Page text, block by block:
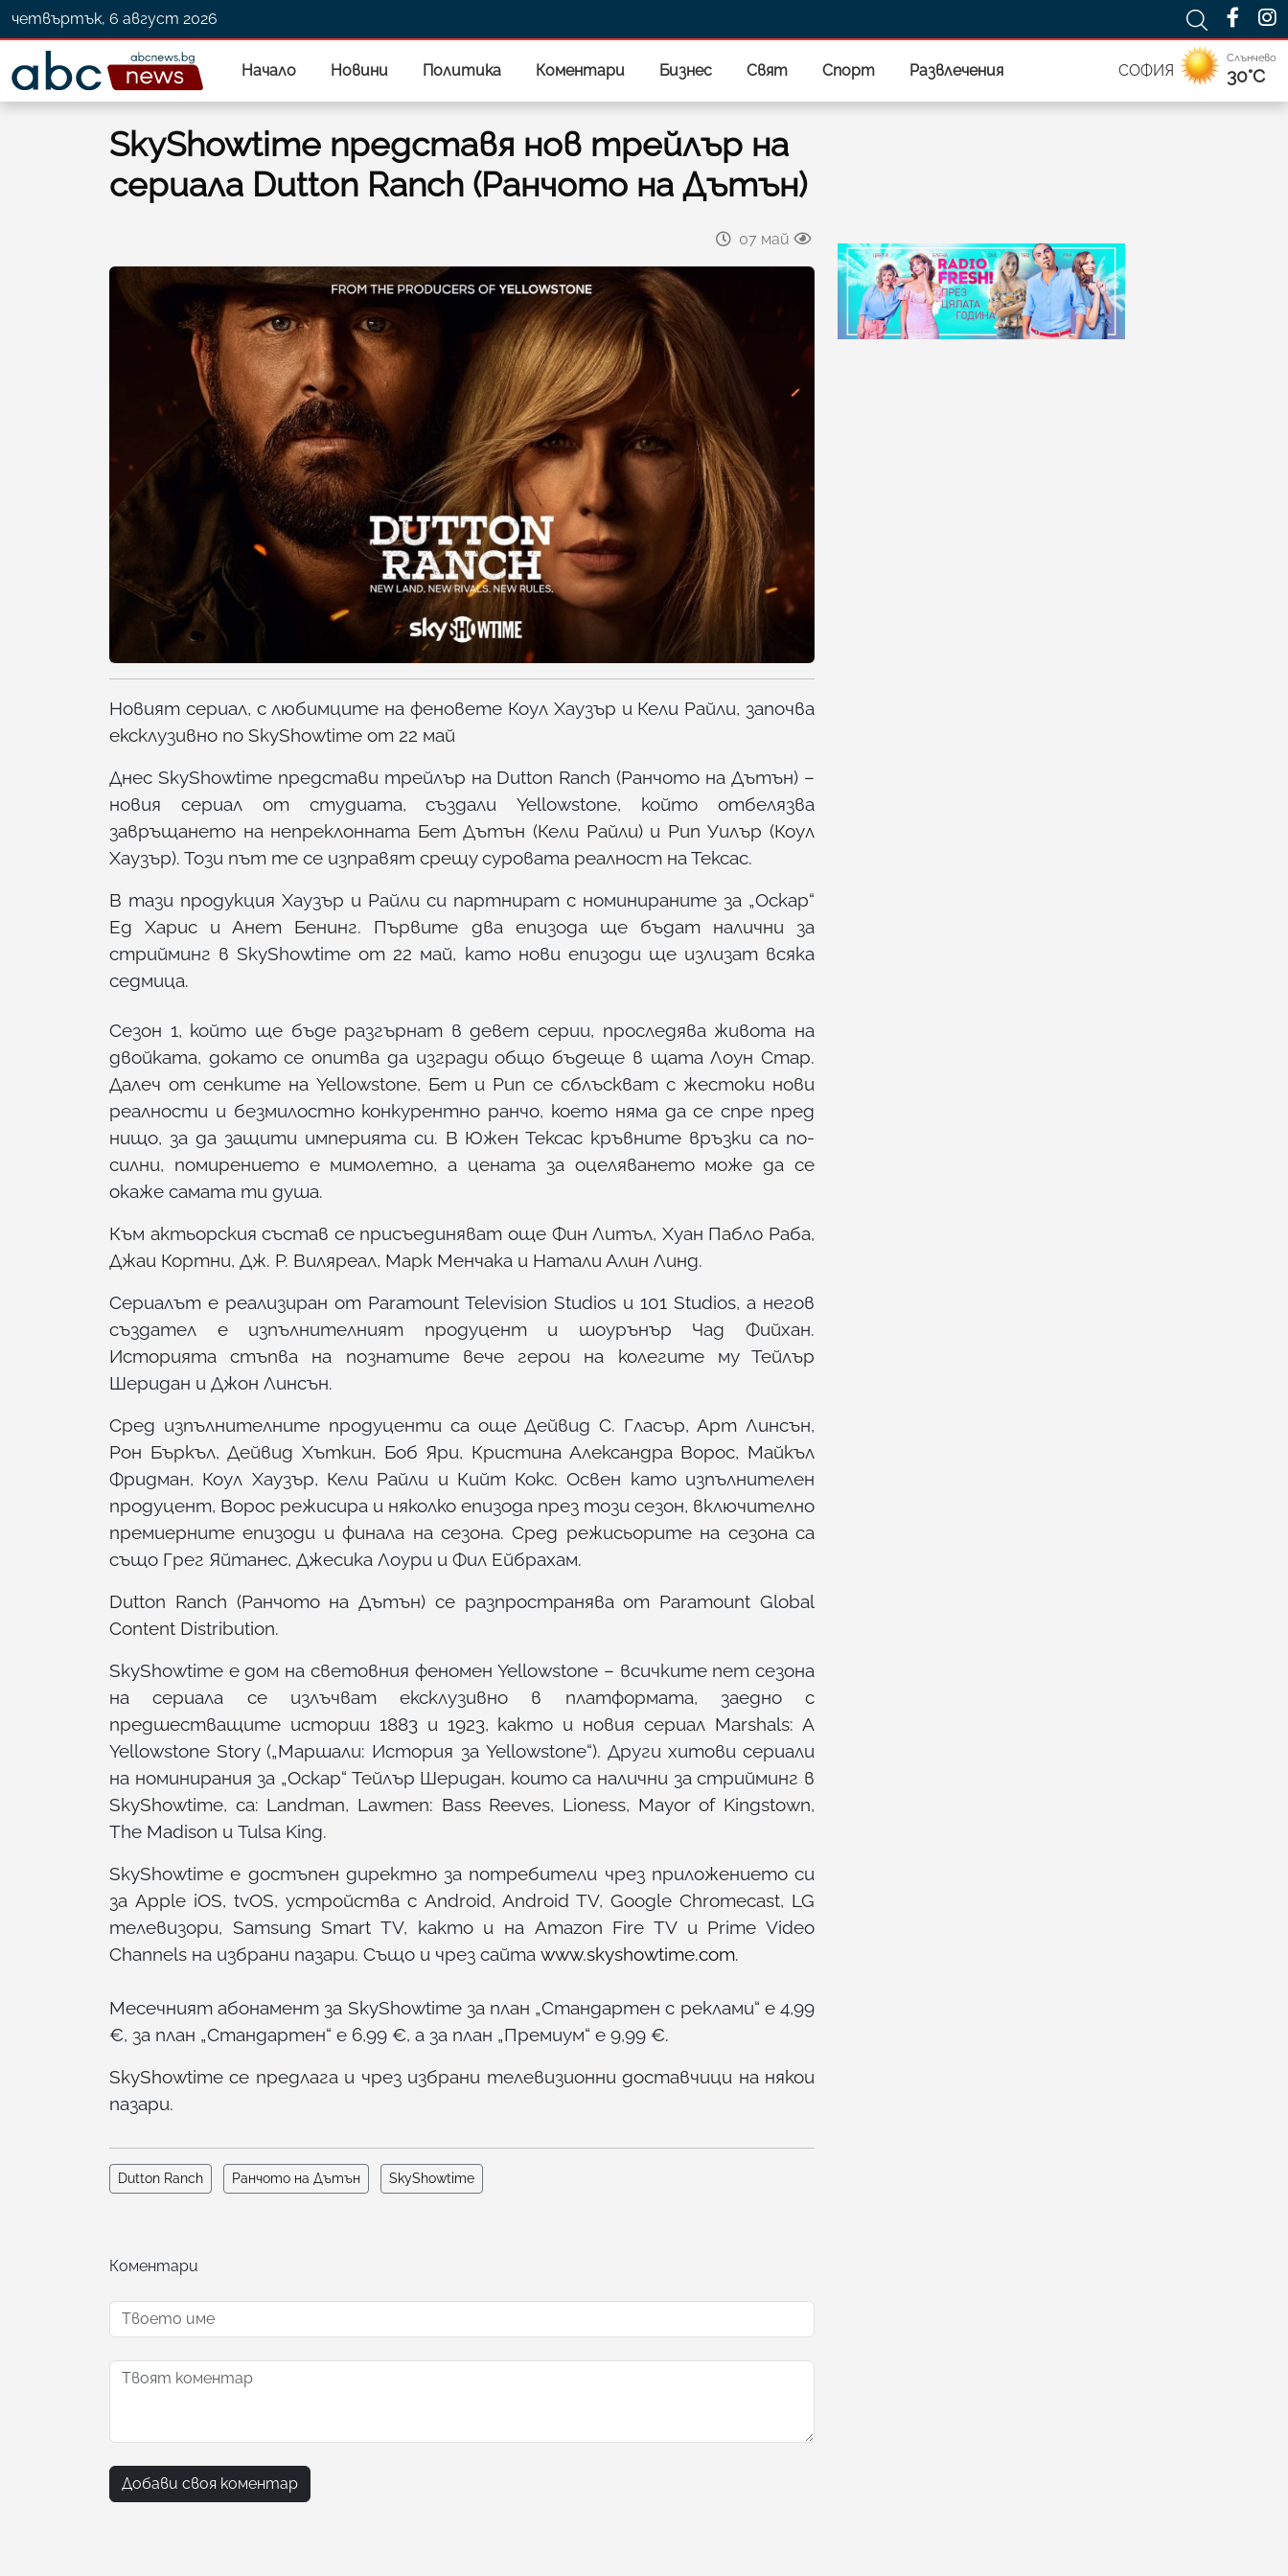
четвъртък, 6 август 2026
Начало Новини Политика Коментари Бизнес Свят Спорт Развлечения СОФИЯ
Слънчево
30°C
SkyShowtime представя нов трейлър на
сериала Dutton Ranch (Ранчото на Дътън)
07 май
Новият сериал, с любимците на феновете Коул Хаузър и Кели Райли, започва
ексклузивно по SkyShowtime от 22 май
Днес SkyShowtime представи трейлър на Dutton Ranch (Ранчото на Дътън) –
новия сериал от студиата, създали Yellowstone, който отбелязва
завръщането на непреклонната Бет Дътън (Кели Райли) и Рип Уилър (Коул
Хаузър). Този път те се изправят срещу суровата реалност на Тексас.
В тази продукция Хаузър и Райли си партнират с номинираните за „Оскар“
Ед Харис и Анет Бенинг. Първите два епизода ще бъдат налични за
стрийминг в SkyShowtime от 22 май, като нови епизоди ще излизат всяка
седмица.
Сезон 1, който ще бъде разгърнат в девет серии, проследява живота на
двойката, докато се опитва да изгради общо бъдеще в щата Лоун Стар.
Далеч от сенките на Yellowstone, Бет и Рип се сблъскват с жестоки нови
реалности и безмилостно конкурентно ранчо, което няма да се спре пред
нищо, за да защити империята си. В Южен Тексас кръвните връзки са по-
силни, помирението е мимолетно, а цената за оцеляването може да се
окаже самата ти душа.
Към актьорския състав се присъединяват още Фин Литъл, Хуан Пабло Раба,
Джаи Кортни, Дж. Р. Виляреал, Марк Менчака и Натали Алин Линд.
Сериалът е реализиран от Paramount Television Studios и 101 Studios, а негов
създател е изпълнителният продуцент и шоурънър Чад Фийхан.
Историята стъпва на познатите вече герои на колегите му Тейлър
Шеридан и Джон Линсън.
Сред изпълнителните продуценти са още Дейвид С. Гласър, Арт Линсън,
Рон Бъркъл, Дейвид Хъткин, Боб Яри, Кристина Александра Ворос, Майкъл
Фридман, Коул Хаузър, Кели Райли и Кийт Кокс. Освен като изпълнителен
продуцент, Ворос режисира и няколко епизода през този сезон, включително
премиерните епизоди и финала на сезона. Сред режисьорите на сезона са
също Грег Яйтанес, Джесика Лоури и Фил Ейбрахам.
Dutton Ranch (Ранчото на Дътън) се разпространява от Paramount Global
Content Distribution.
SkyShowtime е дом на световния феномен Yellowstone – всичките пет сезона
на сериала се излъчват ексклузивно в платформата, заедно с
предшестващите истории 1883 и 1923, както и новия сериал Marshals: A
Yellowstone Story („Маршали: История за Yellowstone“). Други хитови сериали
на номинирания за „Оскар“ Тейлър Шеридан, които са налични за стрийминг в
SkyShowtime, са: Landman, Lawmen: Bass Reeves, Lioness, Mayor of Kingstown,
The Madison и Tulsa King.
SkyShowtime е достъпен директно за потребители чрез приложението си
за Apple iOS, tvOS, устройства с Android, Android TV, Google Chromecast, LG
телевизори, Samsung Smart TV, както и на Amazon Fire TV и Prime Video
Channels на избрани пазари. Също и чрез сайта www.skyshowtime.com.
Месечният абонамент за SkyShowtime за план „Стандартен с реклами“ е 4,99
€, за план „Стандартен“ е 6,99 €, а за план „Премиум“ е 9,99 €.
SkyShowtime се предлага и чрез избрани телевизионни доставчици на някои
пазари.
Dutton Ranch Ранчото на Дътън SkyShowtime
Коментари
Добави своя коментар